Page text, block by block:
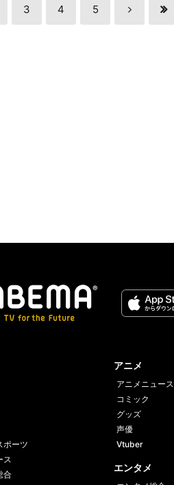
3 4 5
ポーツ
ス
合
アニメ
アニメニュース
コミック
グッズ
声優
Vtuber
エンタメ